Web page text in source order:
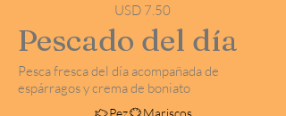
USD 7.50
Pescado del día
Pesca fresca del día acompañada de
espárragos y crema de boniato
Pez Mariscos